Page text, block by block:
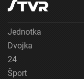
Jednotka
Dvojka
24
Šport